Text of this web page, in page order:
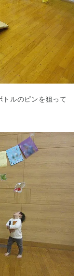
神奈川県 全域
千葉県 全域
埼玉県 全域
兵庫県 全域
ルのピンを狙って